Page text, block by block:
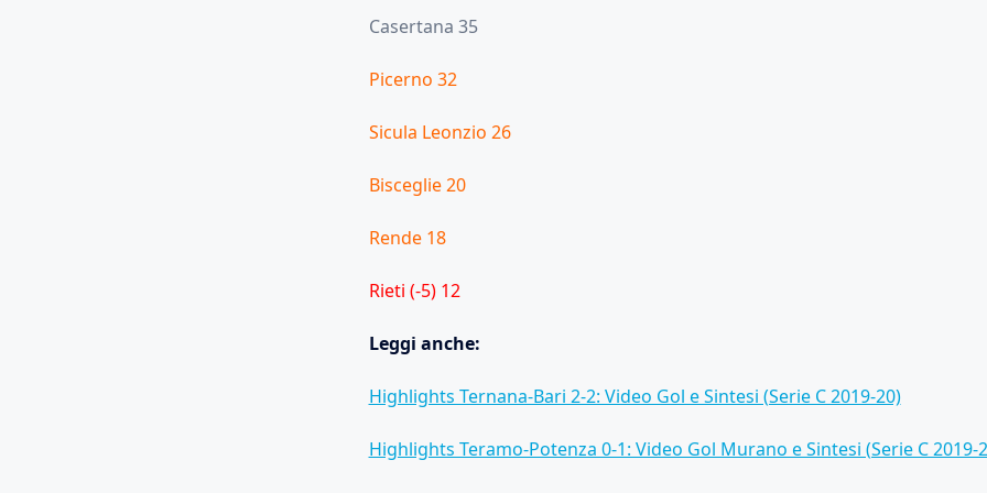
Casertana 35
Picerno 32
Sicula Leonzio 26
Bisceglie 20
Rende 18
Rieti (-5) 12
Leggi anche:
Highlights Ternana-Bari 2-2: Video Gol e Sintesi (Serie C 2019-20)
Highlights Teramo-Potenza 0-1: Video Gol Murano e Sintesi (Serie C 2019-